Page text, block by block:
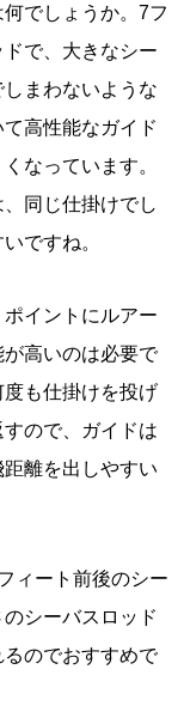
でしょうか。7フ
で、大きなシー
まわないような
高性能なガイド
なっています。
同じ仕掛けでし
ですね。
イントにルアー
高いのは必要で
も仕掛けを投げ
ので、ガイドは
離を出しやすい
ィート前後のシー
シーバスロッド
のでおすすめで